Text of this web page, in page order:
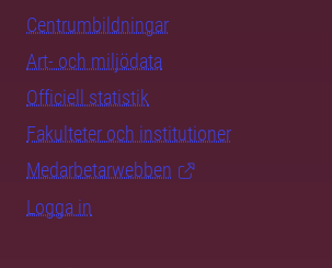
Centrumbildningar
Art- och miljödata
Officiell statistik
Fakulteter och institutioner
Medarbetarwebben
Logga in